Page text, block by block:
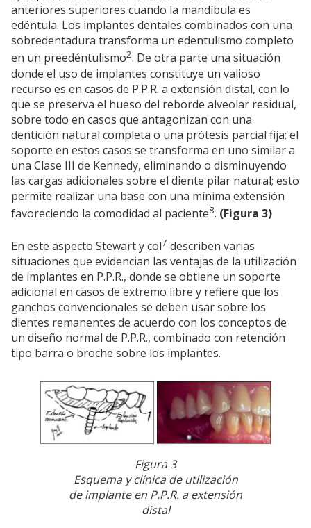
anteriores superiores cuando la mandíbula es
edéntula. Los implantes dentales combinados con una
sobredentadura transforma un edentulismo completo
en un preedéntulismo2. De otra parte una situación
donde el uso de implantes constituye un valioso
recurso es en casos de P.P.R. a extensión distal, con lo
que se preserva el hueso del reborde alveolar residual,
sobre todo en casos que antagonizan con una
dentición natural completa o una prótesis parcial fija; el
soporte en estos casos se transforma en uno similar a
una Clase III de Kennedy, eliminando o disminuyendo
las cargas adicionales sobre el diente pilar natural; esto
permite realizar una base con una mínima extensión
favoreciendo la comodidad al paciente8. (Figura 3)
En este aspecto Stewart y col7 describen varias
situaciones que evidencian las ventajas de la utilización
de implantes en P.P.R., donde se obtiene un soporte
adicional en casos de extremo libre y refiere que los
ganchos convencionales se deben usar sobre los
dientes remanentes de acuerdo con los conceptos de
un diseño normal de P.P.R., combinado con retención
tipo barra o broche sobre los implantes.
Figura 3
Esquema y clínica de utilización
de implante en P.P.R. a extensión
distal